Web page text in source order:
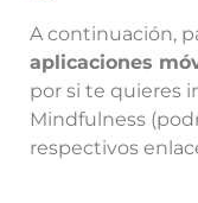
A continuación,
aplicaciones
por si te quieres
Mindfulness
respectivos